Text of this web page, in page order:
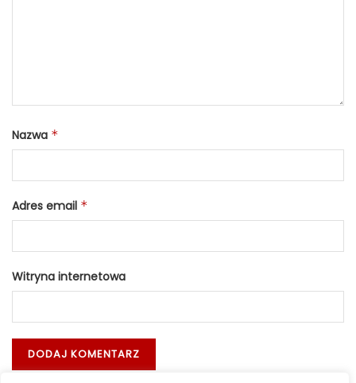
Nazwa *
Adres email *
Witryna internetowa